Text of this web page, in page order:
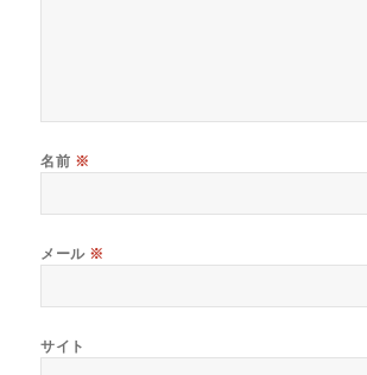
名前 ※
メール ※
サイト